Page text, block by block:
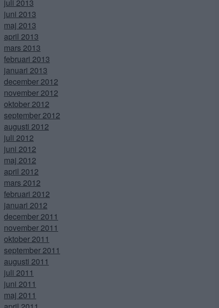
juli 2013
juni 2013
maj 2013
april 2013
mars 2013
februari 2013
januari 2013
december 2012
november 2012
oktober 2012
september 2012
augusti 2012
juli 2012
juni 2012
maj 2012
april 2012
mars 2012
februari 2012
januari 2012
december 2011
november 2011
oktober 2011
september 2011
augusti 2011
juli 2011
juni 2011
maj 2011